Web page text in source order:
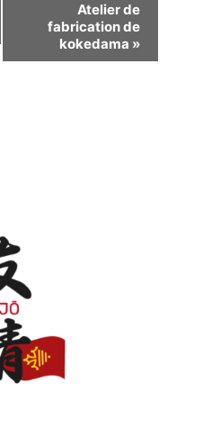
Atelier de
fabrication de
kokedama »